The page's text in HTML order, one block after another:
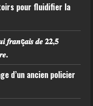
pour fluidifier la
𝒅𝒆 𝟐𝟐,𝟓
d’un ancien policier